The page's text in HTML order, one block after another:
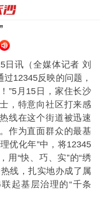
日讯（全媒体记者 刘
12345反映的问题，
”5月15日，家住长沙
，特意向社区打来感
线在这个街道被迅速
作为直面群众的最基
优化年”中，将12345
用“快、巧、实”的“绣
线，扎实地办成了属
起基层治理的“千条